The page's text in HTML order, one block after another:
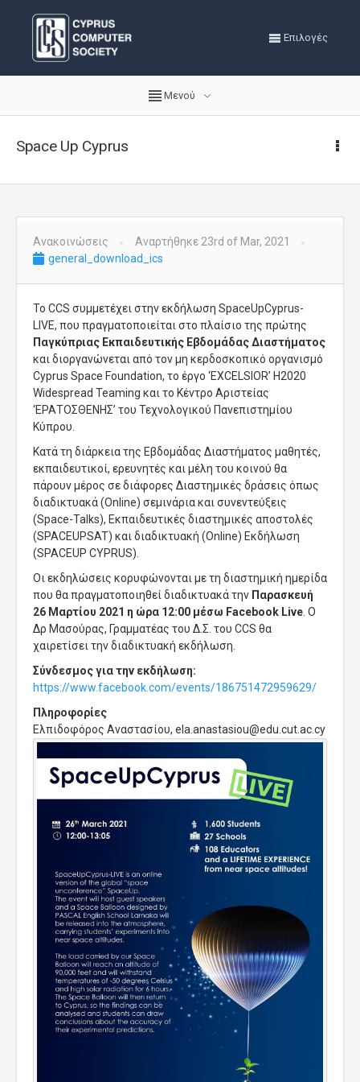
Επιλογές
Μενού
Space Up Cyprus
Ανακοινώσεις
Αναρτήθηκε 23rd of Mar, 2021
general_download_ics
To CCS συμμετέχει στην εκδήλωση SpaceUpCyprus-
LIVE, που πραγματοποιείται στο πλαίσιο της πρώτης
Παγκύπριας Εκπαιδευτικής Εβδομάδας Διαστήματος
και διοργανώνεται από τον μη κερδοσκοπικό οργανισμό
Cyprus Space Foundation, το έργο ‘EXCELSIOR’ H2020
Widespread Teaming και το Κέντρο Αριστείας
‘ΕΡΑΤΟΣΘΕΝΗΣ’ του Τεχνολογικού Πανεπιστημίου
Κύπρου.
Κατά τη διάρκεια της Εβδομάδας Διαστήματος μαθητές,
εκπαιδευτικοί, ερευνητές και μέλη του κοινού θα
πάρουν μέρος σε διάφορες Διαστημικές δράσεις όπως
διαδικτυακά (Online) σεμινάρια και συνεντεύξεις
(Space-Talks), Εκπαιδευτικές διαστημικές αποστολές
(SPACEUPSAT) και διαδικτυακή (Online) Εκδήλωση
(SPACEUP CYPRUS).
Οι εκδηλώσεις κορυφώνονται με τη διαστημική ημερίδα
που θα πραγματοποιηθεί διαδικτυακά την Παρασκευή
26 Μαρτίου 2021 η ώρα 12:00 μέσω Facebook Live . Ο
Δρ Μασούρας, Γραμματέας του Δ.Σ. του CCS θα
χαιρετίσει την διαδικτυακή εκδήλωση.
Σύνδεσμος για την εκδήλωση:
https://www.facebook.com/events/186751472959629/
Πληροφορίες
Ελπιδοφόρος Αναστασίου, ela.anastasiou@edu.cut.ac.cy